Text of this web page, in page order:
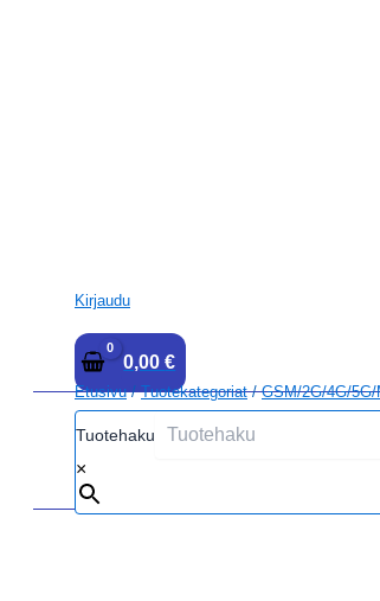
Kirjaudu
0,00€
Etusivu/Tuotekategoriat/GSM/2G/4G/5G/
Tuotehaku
×